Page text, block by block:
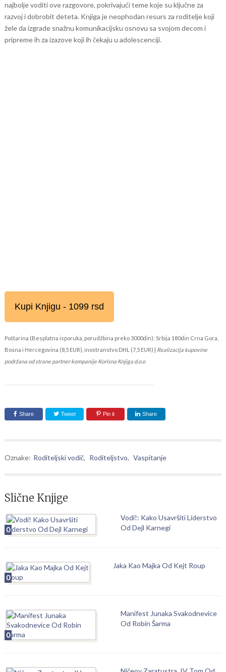
najbolje voditi ove razgovore, pokrivajući teme koje su ključne za
razvoj i dobrobit deteta. Knjiga je neophodan resurs za roditelje koji
žele da izgrade snažnu komunikacijsku osnovu sa svojom decom i
pripreme ih za izazove koji ih čekaju u adolescenciji.
Kupi Knjigu - 1099 rsd
Poštarina (Besplatna isporuka, porudžbina preko 3000din): Srbija 180din Crna Gora,
Bosna i Hercegovina (8,5 EUR), inostranstvo DHL (7,5 EUR) | Realizacija kupovine
podržana od strane partner kompanije Korisna Knjiga d.o.o
Share Tweet Pin it Share
Oznake: Roditeljski vodič, Roditeljstvo, Vaspitanje
Slične Knjige
0
Vodi!: Kako Usavršiti Liderstvo
Od Dejl Karnegi
0
Jaka Kao Majka Od Kejt Roup
0
Manifest Junaka Svakodnevice
Od Robin Šarma